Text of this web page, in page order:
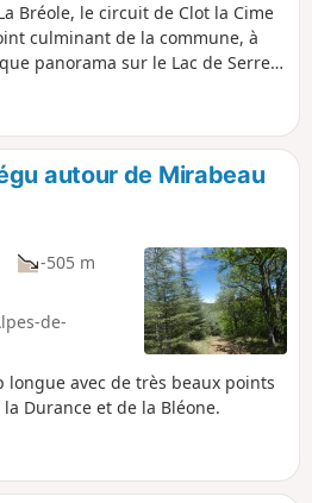
Bréole, le circuit de Clot la Cime
culminant de la commune, à
panorama sur le Lac de Serre-
longue.
autour de Mirabeau
-505 m
de-
longue avec de très beaux points
Durance et de la Bléone.